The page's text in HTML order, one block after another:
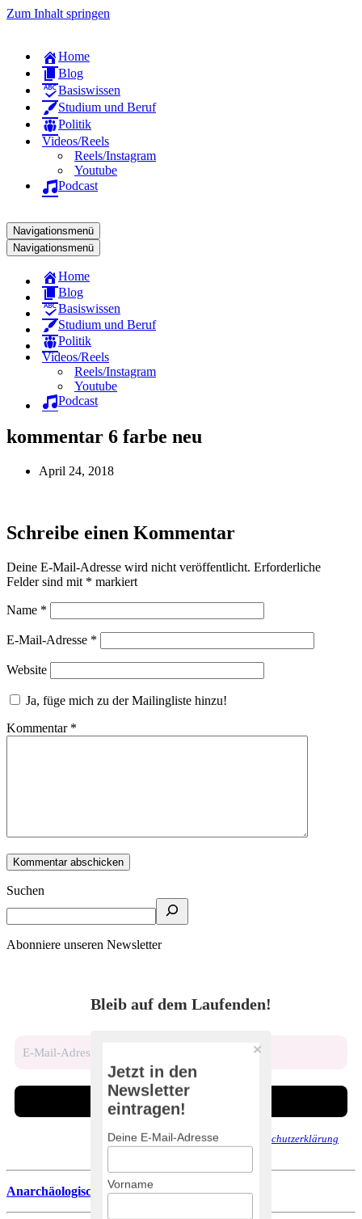
Zum Inhalt springen
Home
Blog
Basiswissen
Studium und Beruf
Politik
Videos/Reels
Reels/Instagram
Youtube
Podcast
Navigationsmenü
Navigationsmenü
Home
Blog
Basiswissen
Studium und Beruf
Politik
Videos/Reels
Reels/Instagram
Youtube
Podcast
kommentar 6 farbe neu
April 24, 2018
Schreibe einen Kommentar
Deine E-Mail-Adresse wird nicht veröffentlicht. Erforderliche
Felder sind mit * markiert
Name *
E-Mail-Adresse *
Website
Ja, füge mich zu der Mailingliste hinzu!
Kommentar *
Suchen
Abonniere unseren Newsletter
Bleib auf dem Laufenden!
Wir senden keinen Spam! Erfahre mehr in unserer Datenschutzerklärung
Anarchäologische Literaturdatenbank
Jetzt in den
Newsletter
eintragen!
Deine E-Mail-Adresse
Vorname